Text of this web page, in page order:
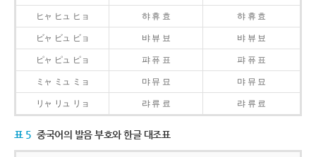
ヒャ ヒュ ヒョ 햐 휴 효 햐 휴 효
ビャ ビュ ビョ 뱌 뷰 뵤 뱌 뷰 뵤
ピャ ピュ ピョ 퍄 퓨 표 퍄 퓨 표
ミャ ミュ ミョ 먀 뮤 묘 먀 뮤 묘
リャ リュ リョ 랴 류 료 랴 류 료
표 5 중국어의 발음 부호와 한글 대조표